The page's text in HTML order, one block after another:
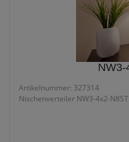
NW3-
Artikelnummer: 327314
Nischenverteiler NW3-4x2-